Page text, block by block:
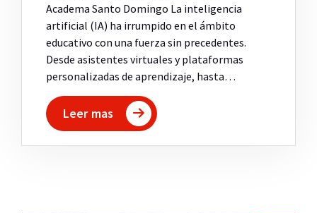
Academa Santo Domingo La inteligencia
artificial (IA) ha irrumpido en el ámbito
educativo con una fuerza sin precedentes.
Desde asistentes virtuales y plataformas
personalizadas de aprendizaje, hasta…
Leer mas